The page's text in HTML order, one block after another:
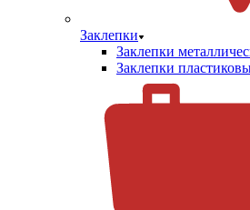
Заклепки
Заклепки
Заклепки